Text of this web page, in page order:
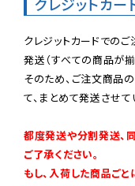
クレジットカードでの
発送（すべての商品が揃
そのため、ご注文商品
て、まとめて発送させて
都度発送や分割発送、
ご了承ください。
もし、入荷した商品ご